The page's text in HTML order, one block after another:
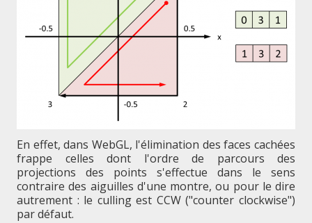
En effet, dans WebGL, l'élimination des faces cachées
frappe celles dont l'ordre de parcours des
projections des points s'effectue dans le sens
contraire des aiguilles d'une montre, ou pour le dire
autrement : le culling est CCW ("counter clockwise")
par défaut.